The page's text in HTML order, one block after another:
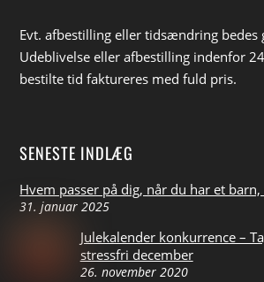
Evt. afbestilling eller tidsændring bedes
Udeblivelse eller afbestilling indenfor
bestilte tid faktureres med fuld pris.
SENESTE INDLÆG
Hvem passer på dig, når du har et
31. januar 2025
Julekalender konkurrence –
stressfri december
26. november 2020